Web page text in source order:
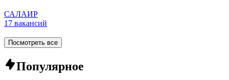
САЛАИР
17 вакансий
Посмотреть все
Популярное